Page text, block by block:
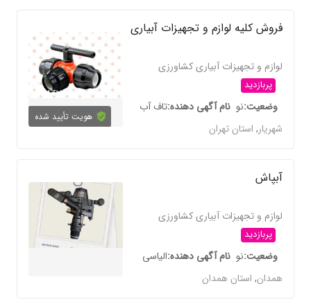
فروش کلیه لوازم و تجهیزات آبیاری
لوازم و تجهیزات آبیاری کشاورزی
پربازدید
وضعیتنو نام آگهی دهندهتاف آب
شهریار,استان تهران
هویت تأیید شده
آبپاش
لوازم و تجهیزات آبیاری کشاورزی
پربازدید
وضعیتنو نام آگهی دهندهالیاسی
همدان,استان همدان